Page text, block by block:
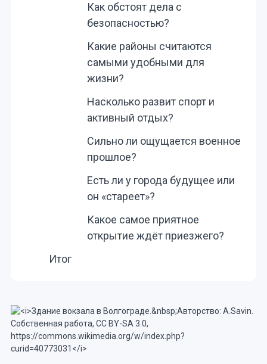
Как обстоят дела с
безопасностью?
Какие районы считаются
самыми удобными для
жизни?
Насколько развит спорт и
активный отдых?
Сильно ли ощущается военное
прошлое?
Есть ли у города будущее или
он «стареет»?
Какое самое приятное
открытие ждёт приезжего?
Итог